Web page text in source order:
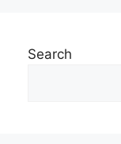
Search